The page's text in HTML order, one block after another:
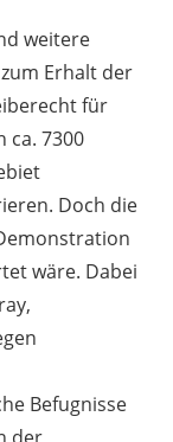
weitere
Erhalt der
für
ca. 7300
Doch die
wäre. Dabei
Befugnisse